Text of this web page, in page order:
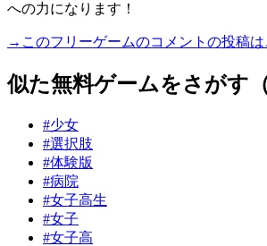
への力になります！
→このフリーゲームのコメントの投稿
似た無料ゲームをさがす（
#少女
#選択肢
#体験版
#病院
#女子高生
#女子
#女子高